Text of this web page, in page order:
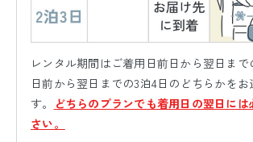
レンタル期間はご着用日前日から翌日まで
日前から翌日までの3泊4日のどちらかを
す。
どちらのプランでも着用日の翌日に
さい。